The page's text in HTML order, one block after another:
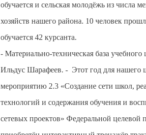
обучается и сельская молодёжь из числа
хозяйств нашего района. 10 человек
обучается 42 курсанта.
- Материально-техническая база
Ильдус Шарафеев. - Этот год для нашего
мероприятию 2.3 «Создание сети школ,
технологий и содержания обучения и
сетевых проектов» Федеральной целевой